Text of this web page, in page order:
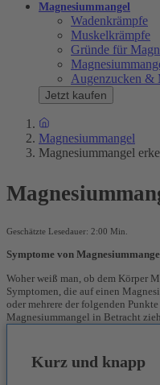
Magnesiummangel
Wadenkrämpfe
Muskelkrämpfe
Gründe für
Augenzucken &
Jetzt kaufen
Magnesiummangel
Magnesiummangel
Geschätzte Lesedauer: 2:00 Min.
Symptome von
Woher weiß man, ob dem Körper
Symptomen, die auf einen
oder mehrere der folgenden
Magnesiummangel in Betracht
Kurz und knapp